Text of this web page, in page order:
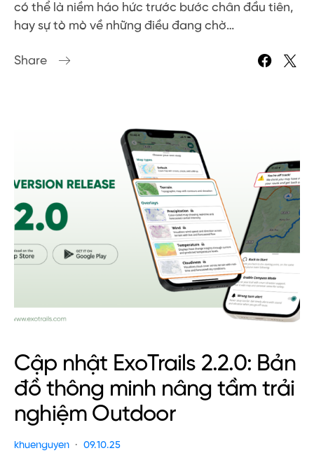
có thể là niềm háo hức trước bước chân đầu tiên,
hay sự tò mò về những điều đang chờ…
Share
Cập nhật ExoTrails 2.2.0: Bản
đồ thông minh nâng tầm trải
nghiệm Outdoor
khuenguyen 09.10.25